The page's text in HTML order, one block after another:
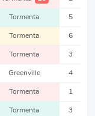
Tormenta 5
Tormenta 6
Tormenta 3
Greenville 4
Tormenta 1
Tormenta 3